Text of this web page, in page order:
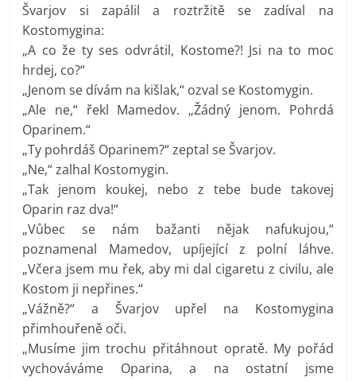
Švarjov si zapálil a roztržitě se zadíval na
Kostomygina:
„A co že ty ses odvrátil, Kostome?! Jsi na to moc
hrdej, co?“
„Jenom se dívám na kišlak,“ ozval se Kostomygin.
„Ale ne,“ řekl Mamedov. „Žádný jenom. Pohrdá
Oparinem.“
„Ty pohrdáš Oparinem?“ zeptal se Švarjov.
„Ne,“ zalhal Kostomygin.
„Tak jenom koukej, nebo z tebe bude takovej
Oparin raz dva!“
„Vůbec se nám bažanti nějak nafukujou,“
poznamenal Mamedov, upíjející z polní láhve.
„Včera jsem mu řek, aby mi dal cigaretu z civilu, ale
Kostom ji nepřines.“
„Vážně?“ a Švarjov upřel na Kostomygina
přimhouřeně oči.
„Musíme jim trochu přitáhnout opratě. My pořád
vychováváme Oparina, a na ostatní jsme